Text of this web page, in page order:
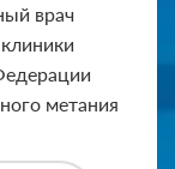
врач
метания